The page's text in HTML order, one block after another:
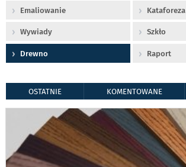
Emaliowanie Kataforeza
Wywiady Szkło
Drewno Raport
OSTATNIE KOMENTOWANE